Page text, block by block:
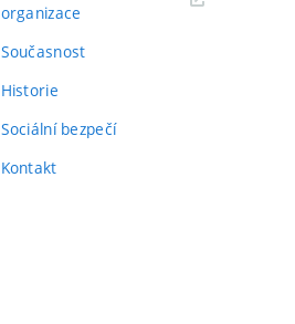
organizace
Současnost
Historie
Sociální bezpečí
Kontakt